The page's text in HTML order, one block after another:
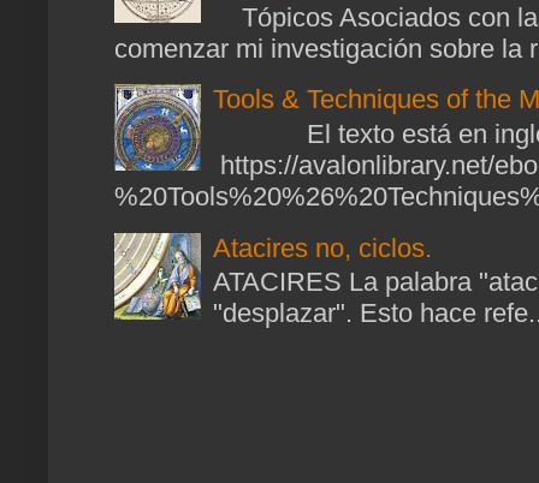
Tópicos Asociados con
comenzar mi investigación sobre la
Tools & Techniques of the
El texto está en
https://avalonlibrary.net/
Atacires no, ciclos.
ATACIRES La palabra
"desplazar". Esto hace